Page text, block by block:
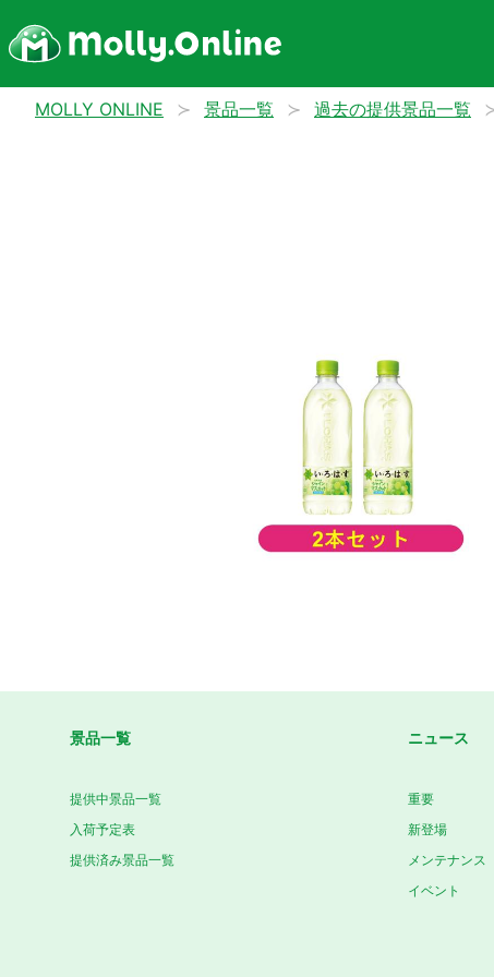
MOLLY ONLINE 景品一覧 過去の提供景品一覧
景品一覧
提供中景品一覧
入荷予定表
提供済み景品一覧
ニュース
重要
新登場
メンテナンス
イベント